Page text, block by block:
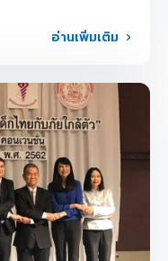
อ่านเพิ่มเติม